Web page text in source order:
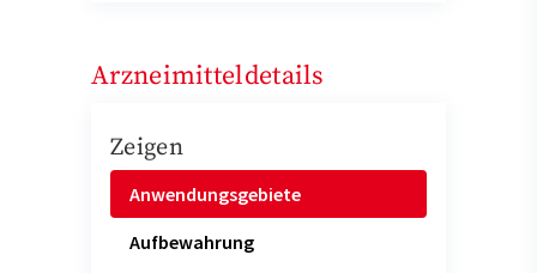
Arzneimitteldetails
Zeigen
Anwendungsgebiete
Aufbewahrung